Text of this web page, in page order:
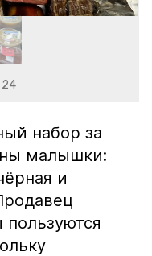
24
набор за
малышки:
и